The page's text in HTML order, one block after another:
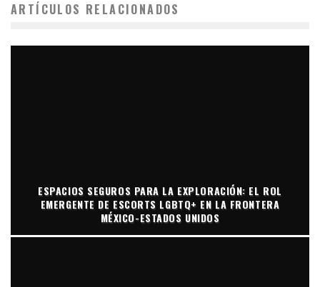
ARTÍCULOS RELACIONADOS
ESPACIOS SEGUROS PARA LA EXPLORACIÓN: EL ROL
EMERGENTE DE ESCORTS LGBTQ+ EN LA FRONTERA
MÉXICO-ESTADOS UNIDOS